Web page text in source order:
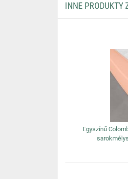
INNE PRODUKTY
Egyszínű